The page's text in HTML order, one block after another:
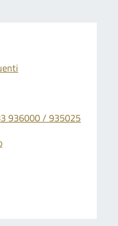
936000 / 935025